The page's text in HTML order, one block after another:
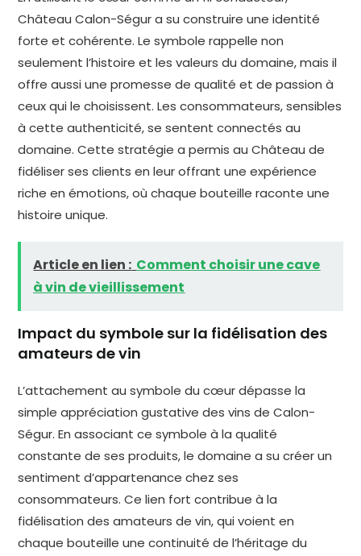
Château Calon-Ségur a su construire une identité
forte et cohérente. Le symbole rappelle non
seulement l’histoire et les valeurs du domaine, mais il
offre aussi une promesse de qualité et de passion à
ceux qui le choisissent. Les consommateurs, sensibles
à cette authenticité, se sentent connectés au
domaine. Cette stratégie a permis au Château de
fidéliser ses clients en leur offrant une expérience
riche en émotions, où chaque bouteille raconte une
histoire unique.
Article en lien : Comment choisir une cave
à vin de vieillissement
Impact du symbole sur la fidélisation des
amateurs de vin
L’attachement au symbole du cœur dépasse la
simple appréciation gustative des vins de Calon-
Ségur. En associant ce symbole à la qualité
constante de ses produits, le domaine a su créer un
sentiment d’appartenance chez ses
consommateurs. Ce lien fort contribue à la
fidélisation des amateurs de vin, qui voient en
chaque bouteille une continuité de l’héritage du